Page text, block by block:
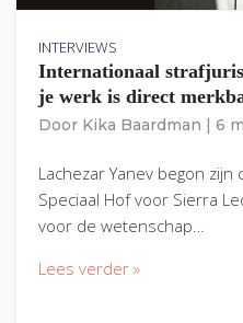
INTERVIEWS
Internationaal
je werk is direct
Door Kika Baardman 6
Lachezar Yanev begon
Speciaal Hof voor Sierra
voor de wetenschap…
Lees verder »